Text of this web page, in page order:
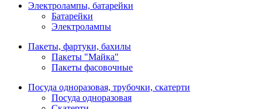
Электролампы, батарейки
Батарейки
Электролампы
Пакеты, фартуки, бахилы
Пакеты "Майка"
Пакеты фасовочные
Посуда одноразовая, трубочки, скатерти
Посуда одноразовая